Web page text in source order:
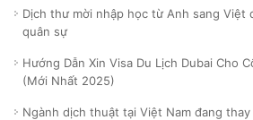
Dịch thư mời nhập học từ Anh sang Việt
quân sự
Hướng Dẫn Xin Visa Du Lịch Dubai Cho
(Mới Nhất 2025)
Ngành dịch thuật tại Việt Nam đang